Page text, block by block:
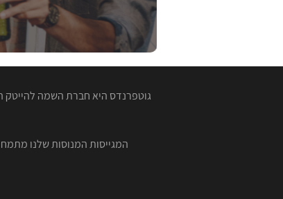
גוטפרנדס היא חברת השמה להייטק